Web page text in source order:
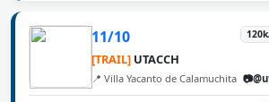
11/10
[TRAIL] UTACCH
📍 Villa Yacanto de Calamuchita